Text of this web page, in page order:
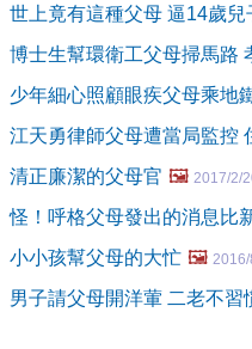
世上竟有這種父母 逼14歲兒
博士生幫環衛工父母掃馬路
少年細心照顧眼疾父母乘地
江天勇律師父母遭當局監控
清正廉潔的父母官 🖼️ 2017/2/
怪！呼格父母發出的消息比
小小孩幫父母的大忙 🖼️ 2016/
男子請父母開洋葷 二老不習